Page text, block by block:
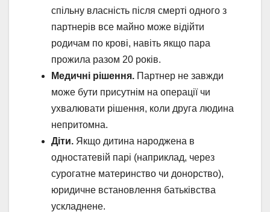
спільну власність після смерті одного з
партнерів все майно може відійти
родичам по крові, навіть якщо пара
прожила разом 20 років.
Медичні рішення. Партнер не завжди
може бути присутнім на операції чи
ухвалювати рішення, коли друга людина
непритомна.
Діти. Якщо дитина народжена в
одностатевій парі (наприклад, через
сурогатне материнство чи донорство),
юридичне встановлення батьківства
ускладнене.